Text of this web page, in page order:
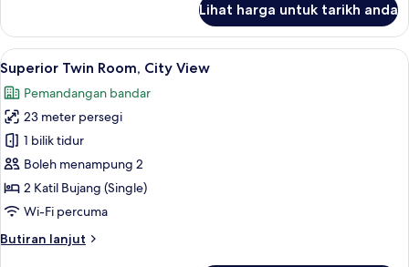
View
Double
Room,
River
View
Lihat harga untuk tarikh anda
Lihat
semua
foto
untuk
Superior
Twin
Room,
City
Superior Twin Room, City View |
7
Superior Twin Room, City View
Pemandangan bandar
23 meter persegi
1 bilik tidur
Boleh menampung 2
2 Katil Bujang (Single)
Wi-Fi percuma
Butiran lanjut
Butiran